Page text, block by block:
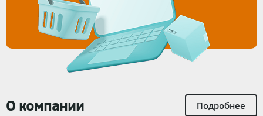
О компании Подробнее